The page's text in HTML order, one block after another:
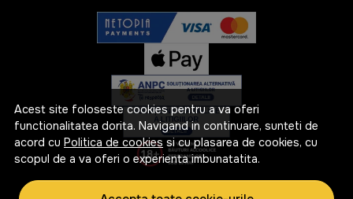
Acest site foloseste cookies pentru a va oferi
functionalitatea dorita. Navigand in continuare, sunteti de
acord cu Politica de cookies si cu plasarea de cookies, cu
scopul de a va oferi o experienta imbunatatita.